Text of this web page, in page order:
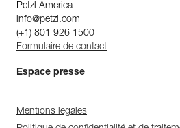
Petzl America
info@petzl.com
(+1) 801 926 1500
Formulaire de contact
Espace presse
Mentions légales